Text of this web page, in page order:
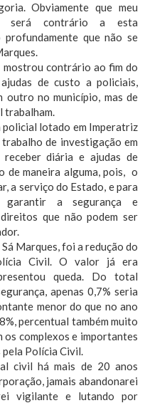
Obviamente que meu
será contrário a esta
profundamente que não se
mostrou contrário ao fim do
de custo a policiais,
no município, mas de
trabalham.
policial lotado em Imperatriz
de investigação em
diária e ajudas de
de maneira alguma, pois, o
a serviço do Estado, e para
garantir a segurança e
que não podem ser
Marques, foi a redução do
Civil. O valor já era
queda. Do total
apenas 0,7% seria
menor do que no ano
percentual também muito
os complexos e importantes
pela Polícia Civil.
civil há mais de 20 anos
jamais abandonarei
vigilante e lutando por